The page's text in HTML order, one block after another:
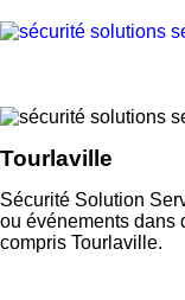
Tourlaville
Sécurité Solution
ou événements dans
compris Tourlaville.